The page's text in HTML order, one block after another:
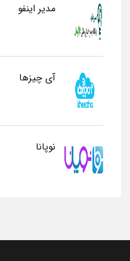
مدیر اینفو
آی چیزها
نوپانا